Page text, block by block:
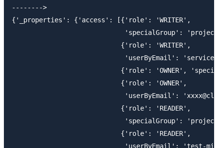
-------->
{'_properties': {'access': [{'role': 'WRITER',
'specialGroup':
                            {'role': 'WRITER',
'userByEmail':
{'role': 'OWNER',
                            {'role': 'OWNER',
'userByEmail':
                            {'role': 'READER',
'specialGroup':
                            {'role': 'READER',
'userByEmail': 'test-